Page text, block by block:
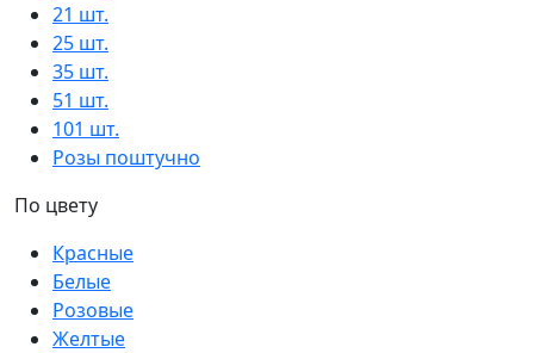
21 шт.
25 шт.
35 шт.
51 шт.
101 шт.
Розы поштучно
По цвету
Красные
Белые
Розовые
Желтые